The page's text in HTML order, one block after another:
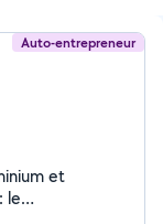
Auto-entrepreneur
et